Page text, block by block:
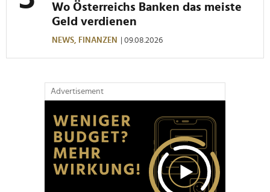
Wo Österreichs Banken das meiste
Geld verdienen
NEWS, FINANZEN | 09.08.2026
Advertisement